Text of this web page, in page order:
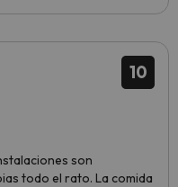
10
son
todo el rato. La comida